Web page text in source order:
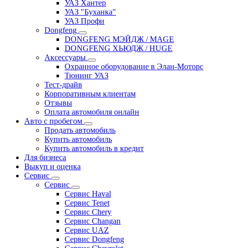
УАЗ Хантер
УАЗ "Буханка"
УАЗ Профи
Dongfeng
DONGFENG МЭЙДЖ / MAGE
DONGFENG ХЬЮДЖ / HUGE
Аксессуары
Охранное оборудование в Элан-Моторс
Тюнинг УАЗ
Тест-драйв
Корпоративным клиентам
Отзывы
Оплата автомобиля онлайн
Авто с пробегом
Продать автомобиль
Купить автомобиль
Купить автомобиль в кредит
Для бизнеса
Выкуп и оценка
Сервис
Сервис
Сервис Haval
Сервис Tenet
Сервис Chery
Сервис Changan
Сервис UAZ
Сервис Dongfeng